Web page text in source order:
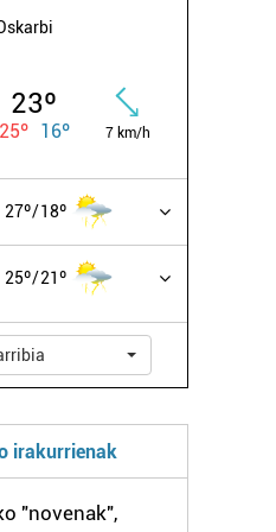
cookie teknologiaz
gero, teknologia hori
23º
25º 16º 7 km/h
27º 18º
25º 21º
irakurrienak
"novenak",